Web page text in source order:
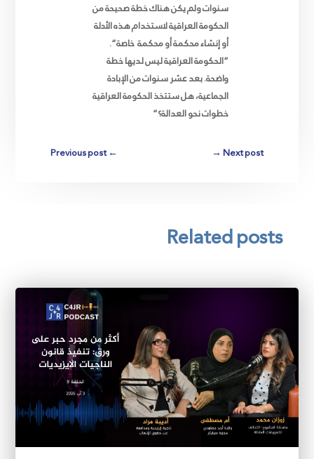
سنوات ولم يكن هناك خطة صحيحة من
الحكومة العراقية لاستخدام هذه الأدلة
أو إنشاء محكمة أو محكمةخاصة“.
“الحكومة العراقية ليس لديها خطة
واضحة. بعد عشر سنوات من الإبادة
الجماعية، هل ستتخذ الحكومة العراقية
خطوات نحو العدالة؟“
←
Previous post Next post
→
Related posts